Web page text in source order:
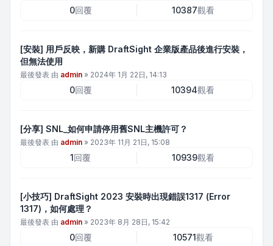
0回覆 10387觀看
[安裝] 用戶反映，新購 DraftSight 企業版產品後進行安裝，
但無法使用
最後發表 由 admin » 2024年 1月 22日, 14:13
0回覆 10394觀看
[分享] SNL_如何申請停用舊SNL主機許可？
最後發表 由 admin » 2023年 11月 21日, 15:08
1回覆 10939觀看
[小技巧] DraftSight 2023 安裝時出現錯誤1317 (Error
1317)，如何處理？
最後發表 由 admin » 2023年 8月 28日, 15:42
0回覆 10571觀看